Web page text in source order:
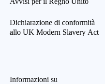
Dichiarazione di conformità
allo UK Modern Slavery Act
Informazioni su